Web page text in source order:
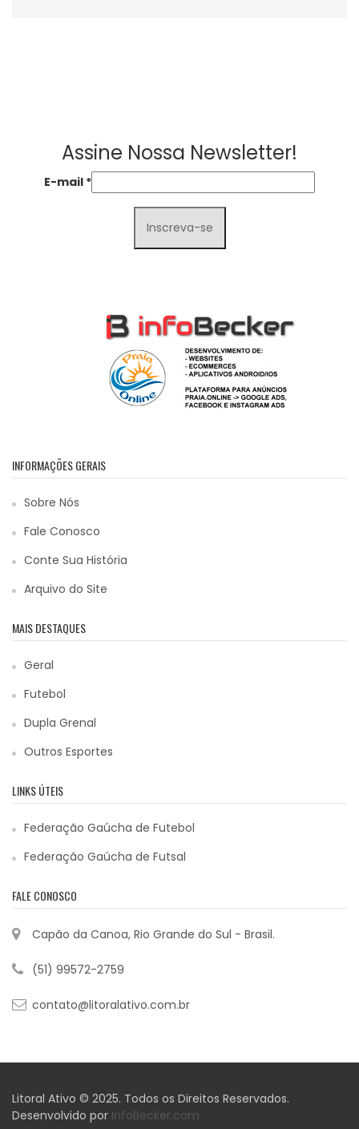
Assine Nossa Newsletter!
E-mail *
INFORMAÇÕES GERAIS
Sobre Nós
Fale Conosco
Conte Sua História
Arquivo do Site
MAIS DESTAQUES
Geral
Futebol
Dupla Grenal
Outros Esportes
LINKS ÚTEIS
Federação Gaúcha de Futebol
Federação Gaúcha de Futsal
FALE CONOSCO
Capão da Canoa, Rio Grande do Sul - Brasil.
(51) 99572-2759
contato@litoralativo.com.br
Litoral Ativo © 2025. Todos os Direitos Reservados.
Desenvolvido por InfoBecker.com